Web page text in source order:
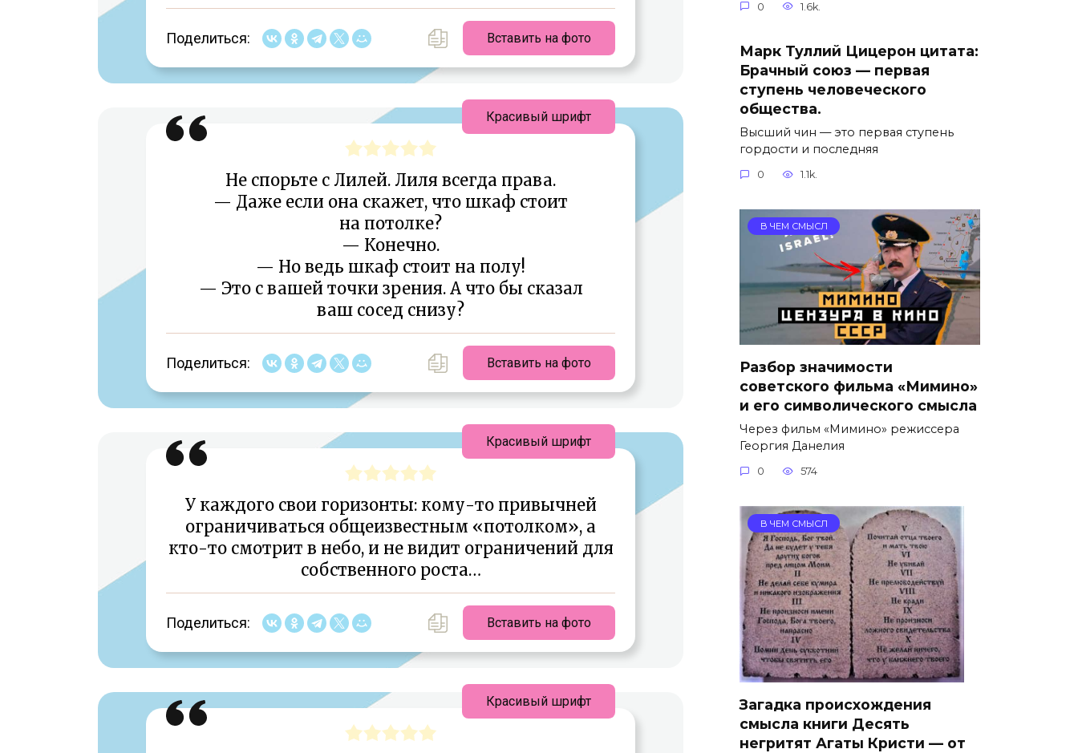
Поделиться: Вставить на фото
Не спорьте с Лилей. Лиля всегда права.
— Даже если она скажет, что шкаф стоит
на потолке?
— Конечно.
— Но ведь шкаф стоит на полу!
— Это с вашей точки зрения. А что бы сказал
ваш сосед снизу?
Поделиться: Вставить на фото
Красивый шрифт
У каждого свои горизонты: кому-то привычней
ограничиваться общеизвестным «потолком», а
кто-то смотрит в небо, и не видит ограничений для
собственного роста…
Поделиться: Вставить на фото
Красивый шрифт
Красивый шрифт
0 1.6k.
Марк Туллий Цицерон цитата:
Брачный союз — первая
ступень человеческого
общества.
Высший чин — это первая ступень
гордости и последняя
0 1.1k.
В ЧЕМ СМЫСЛ
Разбор значимости
советского фильма «Мимино»
и его символического смысла
Через фильм «Мимино» режиссера
Георгия Данелия
0 574
В ЧЕМ СМЫСЛ
Загадка происхождения
смысла книги Десять
негритят Агаты Кристи — от